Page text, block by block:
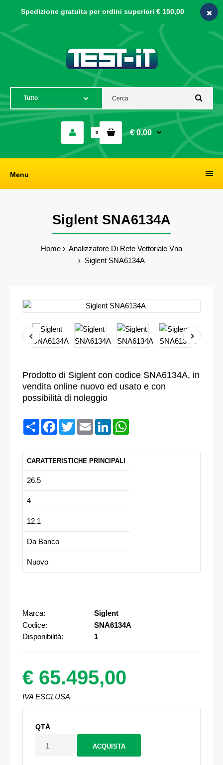
Spedizione gratuita per ordini superiori € 150,00
0 € 0,00
Menu
Siglent SNA6134A
Home
Analizzatore Di Rete Vettoriale Vna
Siglent SNA6134A
Prodotto di Siglent con codice SNA6134A, in
vendita online nuovo ed usato e con
possibilità di noleggio
CondividiFacebook
TwitterEmail LinkedIn
CARATTERISTICHE PRINCIPALI
26.5
4
12.1
Da Banco
Nuovo
Marca:
Siglent
Codice:
SNA6134A
Disponibilità:
1
€ 65.495,00
IVA ESCLUSA
QTÀ